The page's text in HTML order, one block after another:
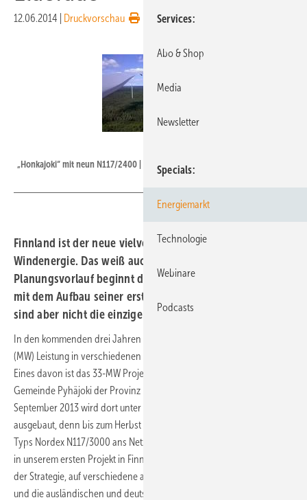
12.06.2014 Druckvorschau
„Honkajoki“ mit neun N117/2400 | „Honkajoki“ mit neun N117/2400
Finnland ist der neue vielversprechende Markt für
Windenergie. Das weiß auch WPD. Nach jahrelangem
Planungsvorlauf beginnt das Bremer Unternehmen jetzt
mit dem Aufbau seiner ersten Windanlagen. Die Bremer
sind aber nicht die einzigen, die dieser Standort lockt.
In den kommenden drei Jahren will WPD in Finnland 150 Megawatt
(MW) Leistung in verschiedenen Windkraft-Projekten installieren.
Eines davon ist das 33-MW Projekt Mäkikangas in der finnischen
Gemeinde Pyhäjoki der Provinz Nordösterbotton. Bereits seit
September 2013 wird dort unter Hochdruck die Infrastruktur
ausgebaut, denn bis zum Herbst 2014 sollen die elf Windanlagen des
Typs Nordex N117/3000 ans Netz gehen. „Der Beginn der Bauarbeiten
in unserem ersten Projekt in Finnland zeigt einmal mehr den Erfolg
der Strategie, auf verschiedene attraktive Märkte weltweit zu setzen
und die ausländischen und deutschen Teams eng zu vernetzen.“, sagt
Services
Abo & Shop
Media
Newsletter
Specials
Energiemarkt
Technologie
Webinare
Podcasts